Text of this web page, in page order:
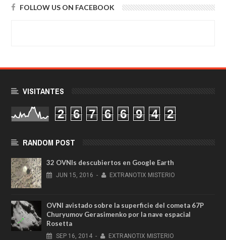
FOLLOW US ON FACEBOOK
VISITANTES
2 6 7 6 6 9 4 2
RANDOM POST
32 OVNIs descubiertos en Google Earth
JUN 15, 2016 - EXTRANOTIX MISTERIO
OVNI avistado sobre la superficie del cometa 67P
Churyumov Gerasimenko por la nave espacial
Rosetta
SEP 16, 2014 - EXTRANOTIX MISTERIO